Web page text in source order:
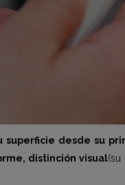
superficie desde su
distinción visual(su